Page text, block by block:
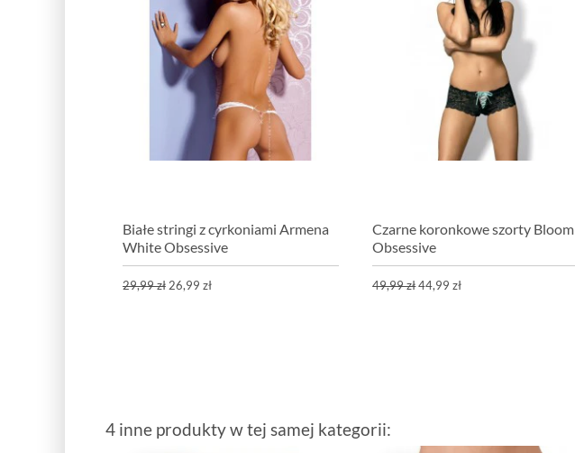
Białe stringi z cyrkoniami Armena
White Obsessive
29,99 zł 26,99 zł
Czarne koronkowe szorty Bloom
Obsessive
49,99 zł44,99 zł
4 inne produkty w tej samej kategorii: